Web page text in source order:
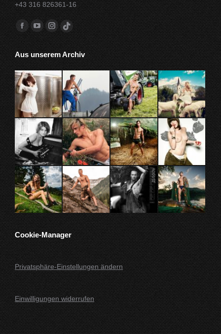
+43 316 826361-16
Finde uns auf:
Facebook
Seite
wird
in
einem
neuen
Fenster
geöffnet
YouTube
Seite
wird
in
einem
neuen
Fenster
geöffnet
Instagram
Seite
wird
in
einem
neuen
Fenster
geöffnet
TikTok
Seite
wird
in
einem
neuen
Fenster
geöffnet
Aus unserem Archiv
Cookie-Manager
Privatsphäre-Einstellungen ändern
Einwilligungen widerrufen